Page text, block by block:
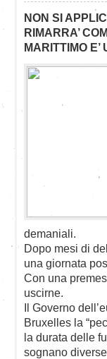
NON SI
RIMARRA’
MARITTIMO E’
demaniali.
Dopo mesi di
una giornata
Con una
uscirne.
Il Governo
Bruxelles la
la durata delle
sognano